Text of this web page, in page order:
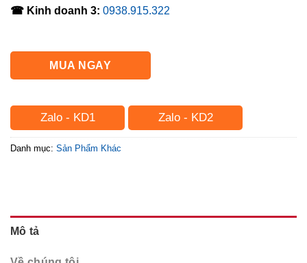
☎ Kinh doanh 3: 0938.915.322
MUA NGAY
Zalo - KD1 Zalo - KD2
Danh mục: Sản Phẩm Khác
Mô tả